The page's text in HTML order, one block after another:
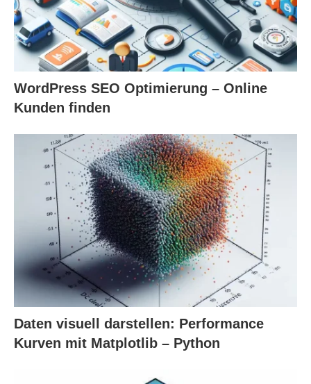
WordPress SEO Optimierung – Online
Kunden finden
Daten visuell darstellen: Performance
Kurven mit Matplotlib – Python